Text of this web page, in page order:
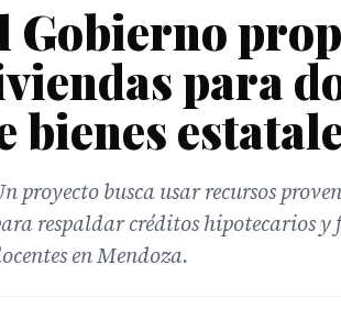
Gobierno
para
bienes
proyecto busca usar recursos
respaldar créditos hipotecarios
en Mendoza.